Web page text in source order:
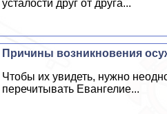
усталости друг от друга...
Причины возникновения
Чтобы их увидеть, нужно
перечитывать Евангелие...